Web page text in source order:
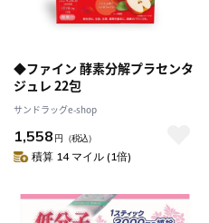
◆ファイン 酵素分解プラセンタ
ジュレ 22包
サンドラッグe-shop
1,558 円 （税込）
積算 14 マイル (1倍)